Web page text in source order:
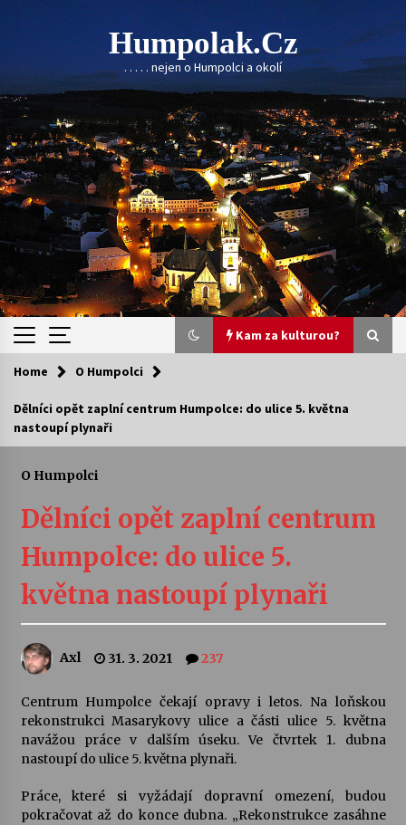
Skip
to
content
Humpolak.cz
. . . . . nejen o Humpolci a okolí
Kam za kulturou?
Kam za kulturou?
Vernisáž výstavy Josefíny Duškové: Stávám se
kapkou
30. 7. 2026
Veselí muzikanti
30. 7. 2026
šedesátka: 28. 7.–1. 8. 2026
28. 7. 2026
Letní koncerty ve Stromovce: Kolchoz a
28. 7. 2026
Home O Humpolci
Dělníci opět zaplní centrum Humpolce: do ulice 5. května
nastoupí plynaři
O Humpolci
Dělníci opět zaplní centrum
Humpolce: do ulice 5.
května nastoupí plynaři
Axl 31. 3. 2021 237
Centrum Humpolce čekají opravy i letos. Na loňskou
rekonstrukci Masarykovy ulice a části ulice 5. května
navážou práce v dalším úseku. Ve čtvrtek 1. dubna
nastoupí do ulice 5. května plynaři.
Práce, které si vyžádají dopravní omezení, budou
pokračovat až do konce dubna. „Rekonstrukce zasáhne